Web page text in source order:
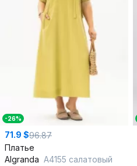
-26%
71.9 $96.87
Платье
Algranda А4155 салатовый